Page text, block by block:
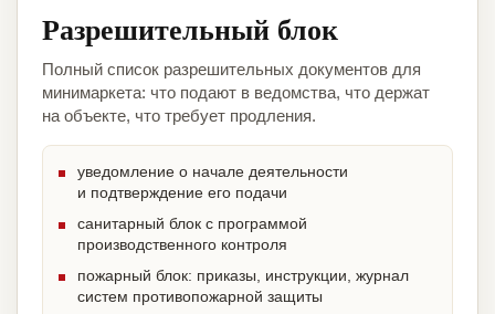
Разрешительный блок
Полный список разрешительных документов для
минимаркета: что подают в ведомства, что держат
на объекте, что требует продления.
уведомление о начале деятельности
и подтверждение его подачи
санитарный блок с программой
производственного контроля
пожарный блок: приказы, инструкции, журнал
систем противопожарной защиты